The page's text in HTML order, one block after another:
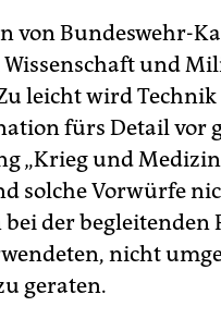
von Bundeswehr-
und
leicht wird
fürs Detail vor
„Krieg und
solche Vorwürfe
der begleitenden
nicht
geraten.